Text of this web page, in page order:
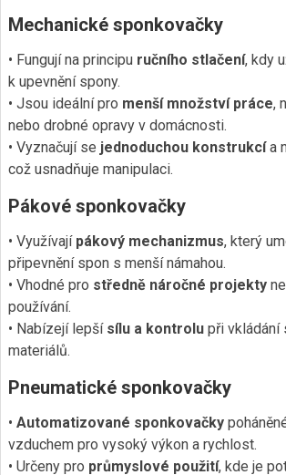
Mechanické sponkovačky
• Fungují na principu ručního stlačení, kdy
k upevnění spony.
• Jsou ideální pro menší množství práce,
nebo drobné opravy v domácnosti.
• Vyznačují se jednoduchou konstrukcía
což usnadňuje manipulaci.
Pákové sponkovačky
• Využívají pákový mechanizmus, který
připevnění spon s menší námahou.
• Vhodné pro středně náročné projekty
používání.
• Nabízejí lepší sílu a kontrolu při vkládání
materiálů.
Pneumatické sponkovačky
• Automatizované sponkovačky
vzduchem pro vysoký výkon a rychlost.
• Určeny pro průmyslové použití, kde je